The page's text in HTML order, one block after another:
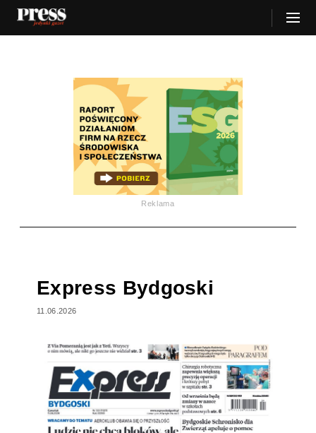
Reklama
Express Bydgoski
11.06.2026